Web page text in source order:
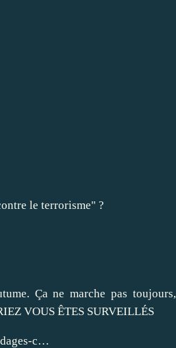
le terrorisme" ?
Ça ne marche pas toujours,
VOUS ÊTES SURVEILLÉS
c…